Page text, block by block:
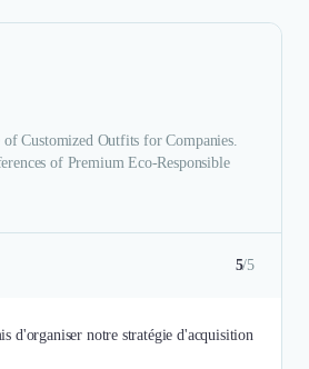
Customized Outfits for Companies.
of Premium Eco-Responsible
5/5
d'organiser notre stratégie d'acquisition